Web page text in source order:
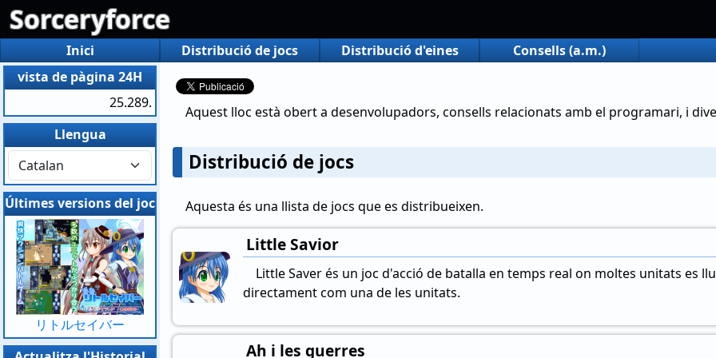
Sorceryforce
Inici Distribució de jocs Distribució d'eines Consells (a.m.)
Aquest lloc està obert a desenvolupadors, consells relacionats amb el programari, i
Distribució de jocs
Aquesta és una llista de jocs que es distribueixen.
Little Savior
Little Saver és un joc d'acció de batalla en temps real on moltes unitats es
directament com una de les unitats.
Ah i les guerres
vista de pàgina 24H
25.289.
Llengua
Últimes versions del joc
リトルセイバー